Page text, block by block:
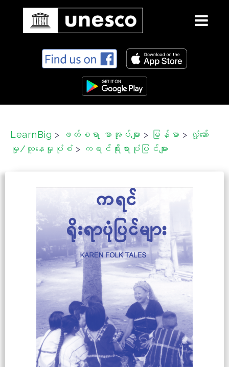
e
LearnBig > ဖတ်စရာ စာအုပ်များ > မြန်မာ > လှုံ့ဆော်
မှု/လူနေမှုပုံစံ > ကရင်ရိုးရာပုံပြင်များ